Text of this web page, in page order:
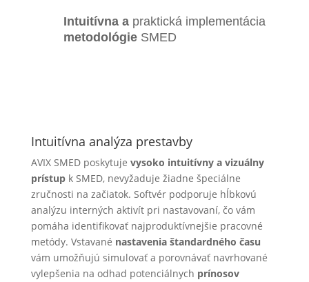
Intuitívna apraktická implementácia
metodológieSMED
Intuitívna analýza prestavby
AVIX SMED poskytuje vysoko intuitívny a vizuálny
prístupk SMED, nevyžaduje žiadne špeciálne
zručnosti na začiatok. Softvér podporuje hĺbkovú
analýzu interných aktivít pri nastavovaní, čo vám
pomáha identifikovať najproduktívnejšie pracovné
metódy. Vstavané nastavenia štandardného času
vám umožňujú simulovať a porovnávať navrhované
vylepšenia na odhad potenciálnych prínosov